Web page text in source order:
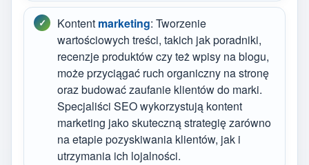
Kontent marketing: Tworzenie
wartościowych treści, takich jak poradniki,
recenzje produktów czy też wpisy na blogu,
może przyciągać ruch organiczny na stronę
oraz budować zaufanie klientów do marki.
Specjaliści SEO wykorzystują kontent
marketing jako skuteczną strategię zarówno
na etapie pozyskiwania klientów, jak i
utrzymania ich lojalności.